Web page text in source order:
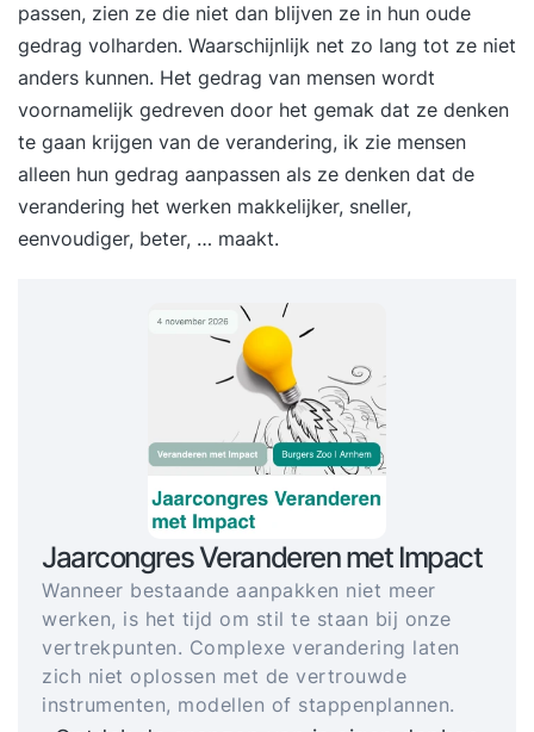
passen, zien ze die niet dan blijven ze in hun oude
gedrag volharden. Waarschijnlijk net zo lang tot ze niet
anders kunnen. Het gedrag van mensen wordt
voornamelijk gedreven door het gemak dat ze denken
te gaan krijgen van de verandering, ik zie mensen
alleen hun gedrag aanpassen als ze denken dat de
verandering het werken makkelijker, sneller,
eenvoudiger, beter, … maakt.
Jaarcongres Veranderen met Impact
Wanneer bestaande aanpakken niet meer
werken, is het tijd om stil te staan bij onze
vertrekpunten. Complexe verandering laten
zich niet oplossen met de vertrouwde
instrumenten, modellen of stappenplannen.